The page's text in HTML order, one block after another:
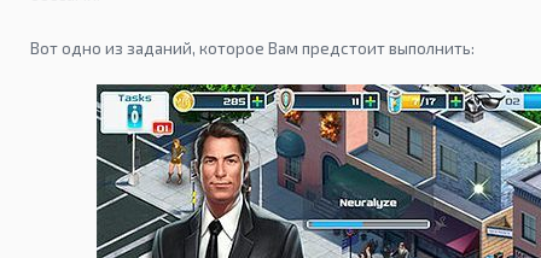
Вот одно из заданий, которое Вам предстоит выполнить: